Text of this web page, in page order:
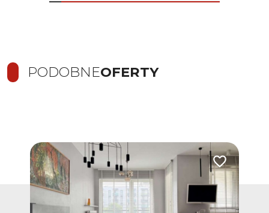
PODOBNEOFERTY
Dodaj do ulubionych Dodaj do